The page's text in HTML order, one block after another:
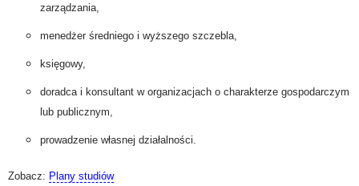
zarządzania,
menedżer średniego i wyższego szczebla,
księgowy,
doradca i konsultant w organizacjach o charakterze gospodarczym
lub publicznym,
prowadzenie własnej działalności.
Zobacz: Plany studiów